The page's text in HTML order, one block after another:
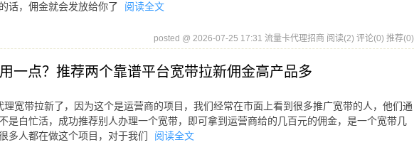
话，佣金就会发放给你了
阅读全文
posted @ 2026-07-25 17:31 流量卡代理招商 阅读(2) 评论(0) 推荐(0)
一点？推荐两个靠谱平台宽带拉新佣金高产品多
宽带拉新了，因为这个是运营商的项目，我们经常在市面上看到很多推广宽带的人，他们通
是白忙活，成功推荐别人办理一个宽带，即可拿到运营商给的几百元的佣金，是一个宽带几
多人都在做这个项目，对于我们
阅读全文